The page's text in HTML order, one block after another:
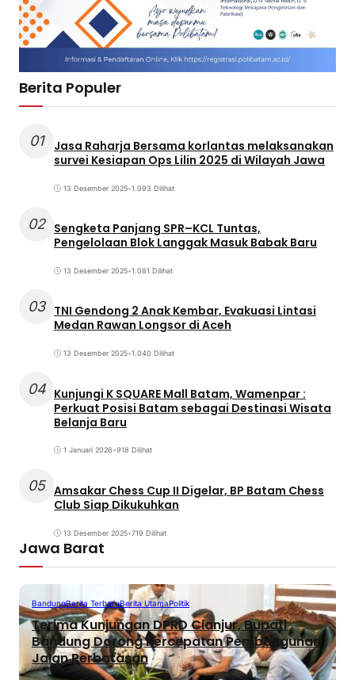
Berita Populer
01
Jasa Raharja Bersama korlantas melaksanakan
survei Kesiapan Ops Lilin 2025 di Wilayah Jawa
13 Desember 2025•1.093 Dilihat
02 Sengketa Panjang SPR–KCL Tuntas,
Pengelolaan Blok Langgak Masuk Babak Baru
13 Desember 2025•1.081 Dilihat
03 TNI Gendong 2 Anak Kembar, Evakuasi Lintasi
Medan Rawan Longsor di Aceh
13 Desember 2025•1.040 Dilihat
04 Kunjungi K SQUARE Mall Batam, Wamenpar :
Perkuat Posisi Batam sebagai Destinasi Wisata
Belanja Baru
1 Januari 2026•918 Dilihat
05 Amsakar Chess Cup II Digelar, BP Batam Chess
Club Siap Dikukuhkan
13 Desember 2025•719 Dilihat
Jawa Barat
BandungBerita TerbaruBerita UtamaPolitik
Terima Kunjungan DPRD Cianjur, Bupati
Bandung Dorong Percepatan Pembangunan
Jalan Perbatasan